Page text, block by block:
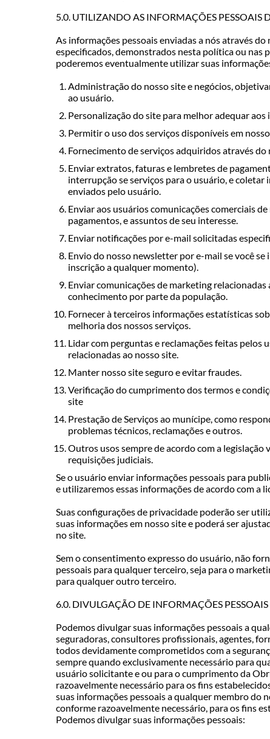
5.0. UTILIZANDO AS INFORMAÇÕES PESSOAIS
As informações pessoais enviadas a nós através
especificados, demonstrados nesta política ou nas
poderemos eventualmente utilizar suas
Administração do nosso site e negócios,
ao usuário.
Personalização do site para melhor adequar aos
Permitir o uso dos serviços disponíveis em
Fornecimento de serviços adquiridos através do
Enviar extratos, faturas e lembretes de
interrupção se serviços para o usuário, e coletar
enviados pelo usuário.
Enviar aos usuários comunicações comerciais
pagamentos, e assuntos de seu interesse.
Enviar notificações por e-mail solicitadas
Envio do nosso newsletter por e-mail se você se
inscrição a qualquer momento).
Enviar comunicações de marketing relacionadas
conhecimento por parte da população.
Fornecer à terceiros informações estatísticas
melhoria dos nossos serviços.
Lidar com perguntas e reclamações feitas pelos
relacionadas ao nosso site.
Manter nosso site seguro e evitar fraudes.
Verificação do cumprimento dos termos e
site
Prestação de Serviços ao munícipe, como
problemas técnicos, reclamações e outros.
Outros usos sempre de acordo com a legislação
requisições judiciais.
Se o usuário enviar informações pessoais para
e utilizaremos essas informações de acordo com a
Suas configurações de privacidade poderão ser
suas informações em nosso site e poderá ser
no site.
Sem o consentimento expresso do usuário, não
pessoais para qualquer terceiro, seja para o
para qualquer outro terceiro.
6.0. DIVULGAÇÃO DE INFORMAÇÕES PESSOAIS
Podemos divulgar suas informações pessoais a
seguradoras, consultores profissionais, agentes,
todos devidamente comprometidos com a
sempre quando exclusivamente necessário para
usuário solicitante e ou para o cumprimento da
razoavelmente necessário para os fins
suas informações pessoais a qualquer membro do
conforme razoavelmente necessário, para os fins
Podemos divulgar suas informações pessoais: